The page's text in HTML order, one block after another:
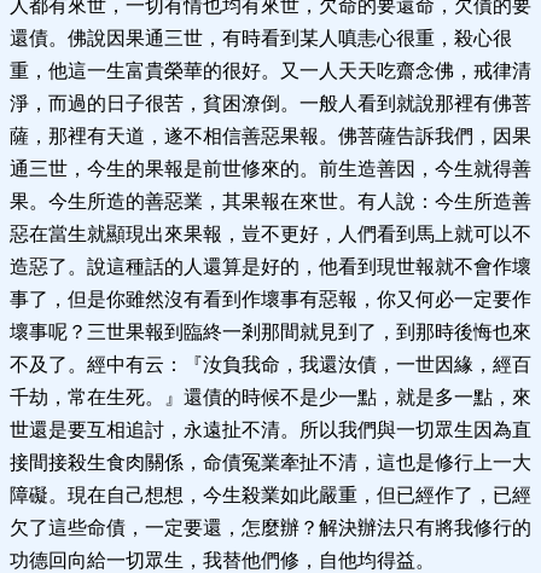
人都有來世，一切有情也均有來世，欠命的要還命，欠債的要
還債。佛說因果通三世，有時看到某人嗔恚心很重，殺心很
重，他這一生富貴榮華的很好。又一人天天吃齋念佛，戒律清
淨，而過的日子很苦，貧困潦倒。一般人看到就說那裡有佛菩
薩，那裡有天道，遂不相信善惡果報。佛菩薩告訴我們，因果
通三世，今生的果報是前世修來的。前生造善因，今生就得善
果。今生所造的善惡業，其果報在來世。有人說：今生所造善
惡在當生就顯現出來果報，豈不更好，人們看到馬上就可以不
造惡了。說這種話的人還算是好的，他看到現世報就不會作壞
事了，但是你雖然沒有看到作壞事有惡報，你又何必一定要作
壞事呢？三世果報到臨終一剎那間就見到了，到那時後悔也來
不及了。經中有云：『汝負我命，我還汝債，一世因緣，經百
千劫，常在生死。』還債的時候不是少一點，就是多一點，來
世還是要互相追討，永遠扯不清。所以我們與一切眾生因為直
接間接殺生食肉關係，命債冤業牽扯不清，這也是修行上一大
障礙。現在自己想想，今生殺業如此嚴重，但已經作了，已經
欠了這些命債，一定要還，怎麼辦？解決辦法只有將我修行的
功德回向給一切眾生，我替他們修，自他均得益。